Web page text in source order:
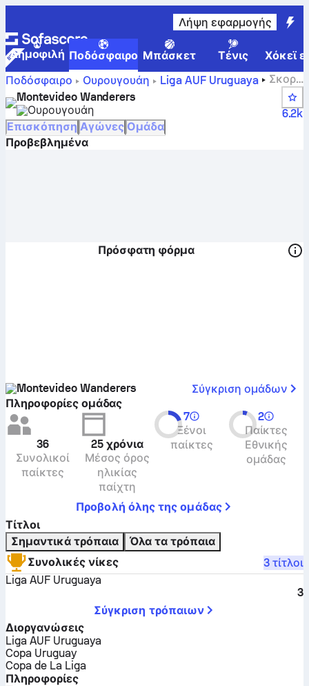
Λήψη εφαρμογής
Δημοφιλή Ποδόσφαιρο Μπάσκετ Τένις
Χόκεϊ
Ποδόσφαιρο
Ουρουγουάη Liga AUF Uruguaya
Σκορ,
αγώνες, θέσεις και στατιστικά παικτών της
Μοντεβιδέο Γουέντερερς
Montevideo Wanderers
Ουρουγουάη
6.2k
Επισκόπηση Αγώνες Ομάδα
Προβεβλημένα
Πρόσφατη φόρμα
Montevideo Wanderers
Σύγκριση ομάδων
Πληροφορίες ομάδας
36
Συνολικοί
παίκτες
25χρόνια
Μέσος όρος
ηλικίας
παίχτη
7
Ξένοι
παίκτες
2
Παίκτες
Εθνικής
ομάδας
Προβολή όλης της ομάδας
Τίτλοι
Σημαντικά τρόπαια
Όλα τα τρόπαια
Συνολικές νίκες
3 τίτλοι
Liga AUF Uruguaya
3
Σύγκριση τρόπαιων
Διοργανώσεις
Liga AUF Uruguaya
Copa Uruguay
Copa de La Liga
Πληροφορίες